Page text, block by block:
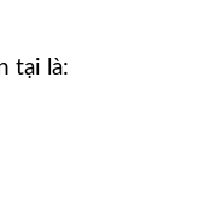
tại là: